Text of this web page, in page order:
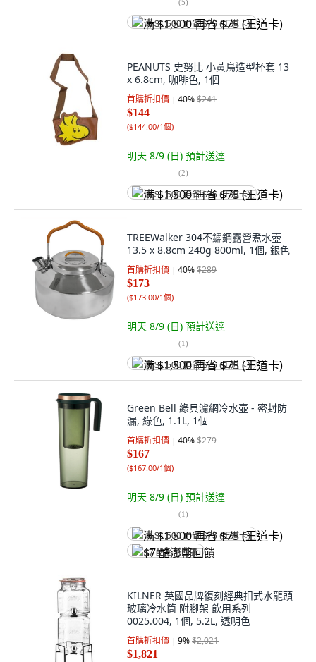
(5)
满 $1,500 再省 $75 (王道卡)
PEANUTS 史努比 小黃鳥造型杯套 13
x 6.8cm, 咖啡色, 1個
首購折扣價 40%$241
$144
($144.00/1個)
明天 8/9 (日) 預計送達
(2)
满 $1,500 再省 $75 (王道卡)
TREEWalker 304不鏽鋼露營煮水壺
13.5 x 8.8cm 240g 800ml, 1個, 銀色
首購折扣價 40%$289
$173
($173.00/1個)
明天 8/9 (日) 預計送達
(1)
满 $1,500 再省 $75 (王道卡)
Green Bell 綠貝濾網冷水壺 - 密封防
漏, 綠色, 1.1L, 1個
首購折扣價 40%$279
$167
($167.00/1個)
明天 8/9 (日) 預計送達
(1)
满 $1,500 再省 $75 (王道卡)
$7 酷澎幣回饋
KILNER 英國品牌復刻經典扣式水龍頭
玻璃冷水筒 附腳架 飲用系列
0025.004, 1個, 5.2L, 透明色
首購折扣價 9%$2,021
$1,821